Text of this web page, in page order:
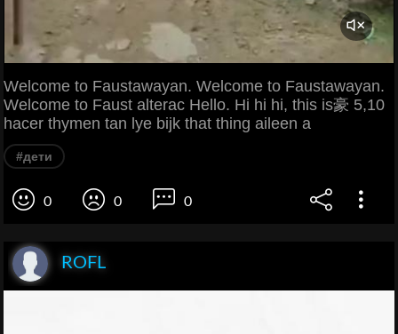
Welcome to Faustawayan. Welcome to Faustawayan.
Welcome to Faust alterac Hello. Hi hi hi, this is豪 5,10
hacer thymen tan lye bijk that thing aileen a
#дети
0 0 0
ROFL